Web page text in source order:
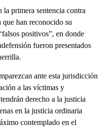
la primera sentencia contra
han reconocido su
positivos”, en donde
fueron presentados
ante esta jurisdicción
a las víctimas y
derecho a la justicia
en la justicia ordinaria
contemplado en el